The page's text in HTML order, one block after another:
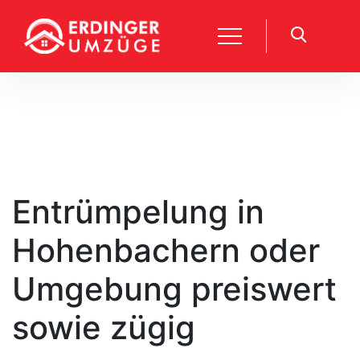
Entrümpelung in
Hohenbachern oder
Umgebung preiswert
sowie zügig